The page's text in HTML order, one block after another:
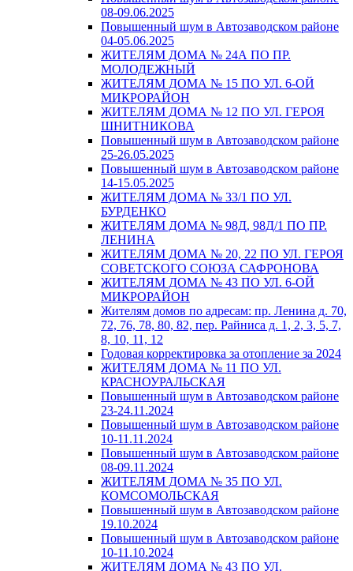
08-09.06.2025
Повышенный шум в Автозаводском районе
04-05.06.2025
ЖИТЕЛЯМ ДОМА № 24А ПО ПР.
МОЛОДЕЖНЫЙ
ЖИТЕЛЯМ ДОМА № 15 ПО УЛ. 6-ОЙ
МИКРОРАЙОН
ЖИТЕЛЯМ ДОМА № 12 ПО УЛ. ГЕРОЯ
ШНИТНИКОВА
Повышенный шум в Автозаводском районе
25-26.05.2025
Повышенный шум в Автозаводском районе
14-15.05.2025
ЖИТЕЛЯМ ДОМА № 33/1 ПО УЛ.
БУРДЕНКО
ЖИТЕЛЯМ ДОМА № 98Д, 98Д/1 ПО ПР.
ЛЕНИНА
ЖИТЕЛЯМ ДОМА № 20, 22 ПО УЛ. ГЕРОЯ
СОВЕТСКОГО СОЮЗА САФРОНОВА
ЖИТЕЛЯМ ДОМА № 43 ПО УЛ. 6-ОЙ
МИКРОРАЙОН
Жителям домов по адресам: пр. Ленина д. 70,
72, 76, 78, 80, 82, пер. Райниса д. 1, 2, 3, 5, 7,
8, 10, 11, 12
Годовая корректировка за отопление за 2024
ЖИТЕЛЯМ ДОМА № 11 ПО УЛ.
КРАСНОУРАЛЬСКАЯ
Повышенный шум в Автозаводском районе
23-24.11.2024
Повышенный шум в Автозаводском районе
10-11.11.2024
Повышенный шум в Автозаводском районе
08-09.11.2024
ЖИТЕЛЯМ ДОМА № 35 ПО УЛ.
КОМСОМОЛЬСКАЯ
Повышенный шум в Автозаводском районе
19.10.2024
Повышенный шум в Автозаводском районе
10-11.10.2024
ЖИТЕЛЯМ ДОМА № 43 ПО УЛ.